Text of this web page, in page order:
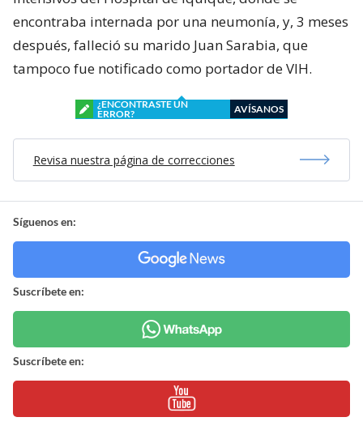
encontraba internada por una neumonía, y, 3 meses
después, falleció su marido Juan Sarabia, que
tampoco fue notificado como portador de VIH.
¿ENCONTRASTE UN
ERROR?
AVÍSANOS
Revisa nuestra página de correcciones
Síguenos en:
Suscríbete en:
Suscríbete en: